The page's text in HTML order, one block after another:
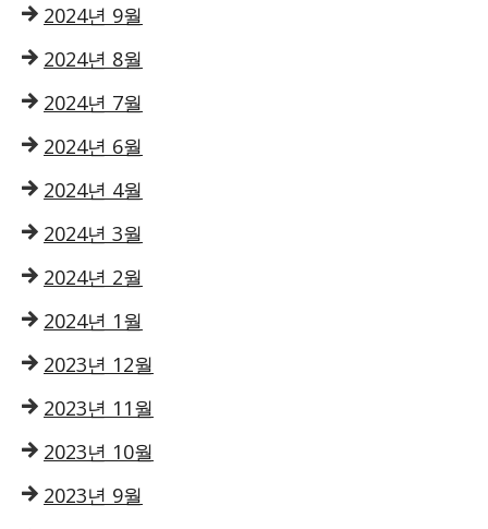
2024년 9월
2024년 8월
2024년 7월
2024년 6월
2024년 4월
2024년 3월
2024년 2월
2024년 1월
2023년 12월
2023년 11월
2023년 10월
2023년 9월